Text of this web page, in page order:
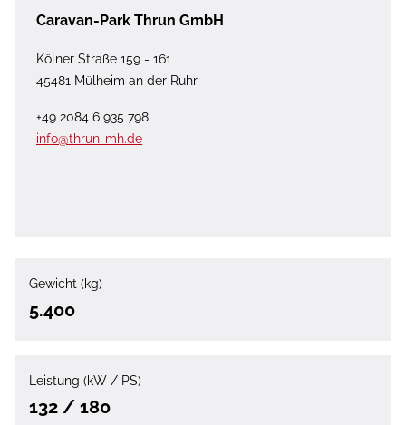
Caravan-Park Thrun GmbH
Kölner Straße 159 - 161
45481 Mülheim an der Ruhr
+49 2084 6 935 798
info@thrun-mh.de
Gewicht (kg)
5.400
Leistung (kW / PS)
132 / 180